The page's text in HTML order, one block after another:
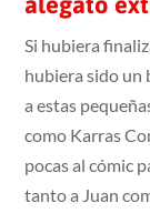
Si hubiera
hubiera sido un
a estas
como Karras
pocas al cómic
tanto a Juan